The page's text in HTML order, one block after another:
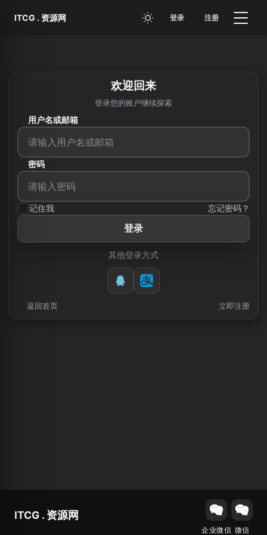
ITCG . 资源网
登录 注册
欢迎回来
登录您的账户继续探索
用户名或邮箱
密码
记住我 忘记密码？
登录
其他登录方式
返回首页 立即注册
ITCG . 资源网
企业微信 微信